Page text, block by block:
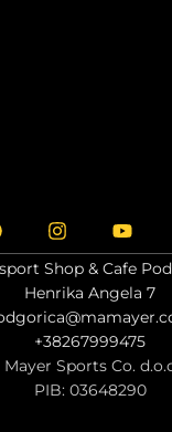
Shop & Cafe
Henrika Angela 7
+38267999475
Mayer Sports Co.
PIB: 03648290